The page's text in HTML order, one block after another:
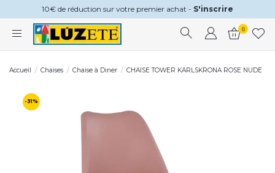
10€ de réduction sur votre premier achat - S'inscrire
0
Accueil Chaises Chaise à Diner CHAISE TOWER KARLSKRONA ROSE NUDE
-31%